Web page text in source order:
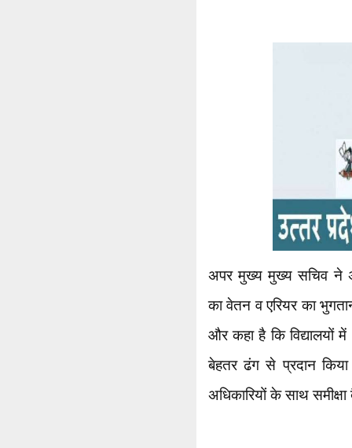
अपर मुख्य मुख्य सचिव ने
का वेतन व एरियर का
और कहा है कि विद्यालयों
बेहतर ढंग से प्रदान किया
अधिकारियों के साथ